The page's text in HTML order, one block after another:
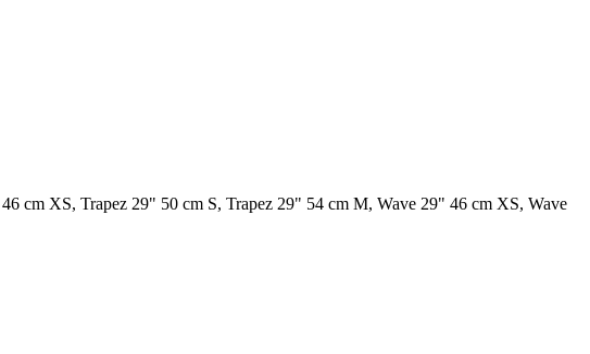
cm XS, Trapez 29" 50 cm S, Trapez 29" 54 cm M, Wave 29" 46 cm XS, Wave